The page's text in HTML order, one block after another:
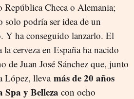
República Checa o Alemania;
podría ser idea de un
Y ha conseguido lanzarlo. El
cerveza en España ha nacido
de Juan José Sánchez que, junto
López, lleva más de 20 años
y Belleza con ocho